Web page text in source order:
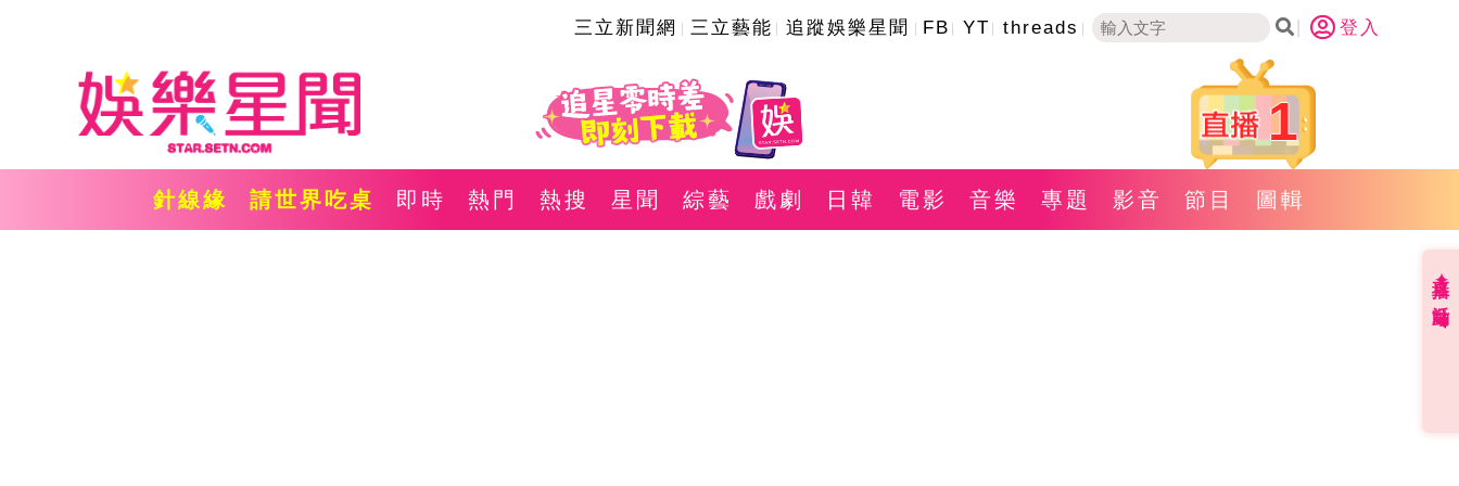
三立新聞網 三立藝能 追蹤娛樂星聞 FB YT threads 登入
1
針線緣 請世界吃桌 即時 熱門 熱搜 星聞 綜藝 戲劇 日韓 電影 音樂 專題 影音 節目 圖輯
直播✦活動